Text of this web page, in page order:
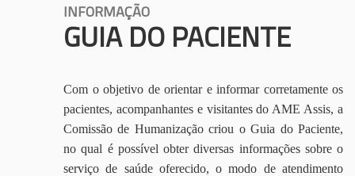
INFORMAÇÃO
GUIA DO PACIENTE
Com o objetivo de orientar e informar corretamente os
pacientes, acompanhantes e visitantes do AME Assis, a
Comissão de Humanização criou o Guia do Paciente,
no qual é possível obter diversas informações sobre o
serviço de saúde oferecido, o modo de atendimento